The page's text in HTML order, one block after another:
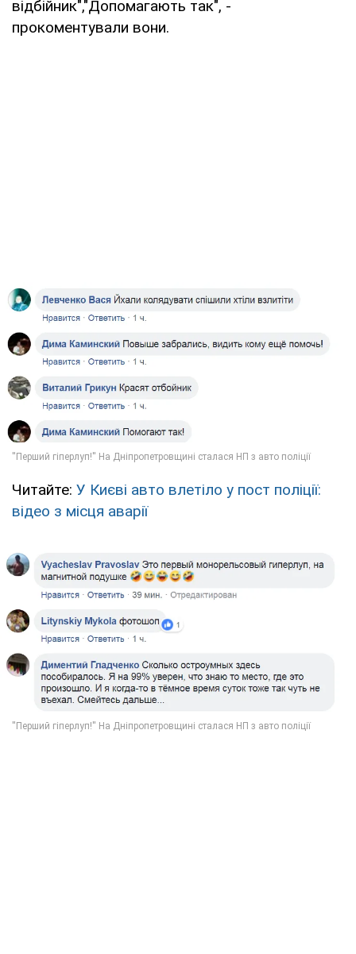
відбійник","Допомагають так", -
прокоментували вони.
Читайте: У Києві авто влетіло у пост поліції:
відео з місця аварії